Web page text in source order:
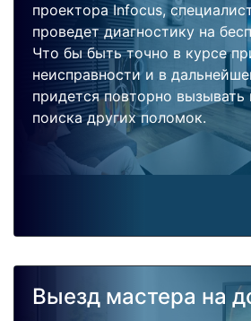
проектора Infocus,
проведет диагностику на
Что бы быть точно в курсе
неисправности и в
придется повторно вызывать
поиска других поломок.
Выезд мастера на